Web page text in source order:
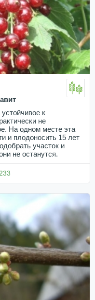
к
не
На одном месте эта
и плодоносить 15 лет
участок и
не останутся.